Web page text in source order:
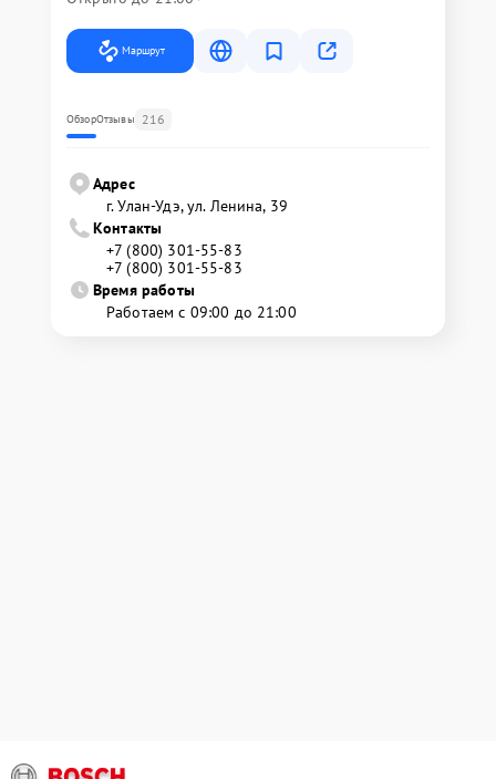
Маршрут
ОбзорОтзывы 216
Адрес
г. Улан-Удэ, ул. Ленина, 39
Контакты
+7 (800) 301-55-83
+7 (800) 301-55-83
Время работы
Работаем с 09:00 до 21:00